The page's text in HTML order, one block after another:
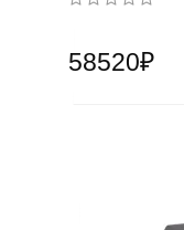
58520₽